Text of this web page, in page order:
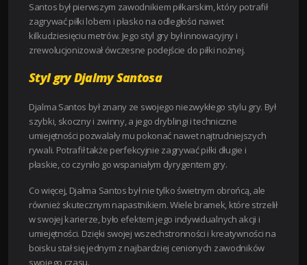
Santos był pierwszym zawodnikiem piłkarskim, który potrafił
zagrywać piłki lobem i płasko na odległości nawet
kilkudziesięciu metrów. Jego styl gry był innowacyjny i
zrewolucjonizował ówczesne podejście do piłki nożnej.
Styl gry Djalmy Santosa
Djalma Santos był znany ze swojego niezwykłego stylu gry. Był
szybki, skoczny i zwinny, a jego dryblingi i techniczne
umiejętności pozwalały mu pokonać nawet najtrudniejszych
rywali. Potrafił także perfekcyjnie zagrywać piłki długie i
płaskie, co czyniło go wspaniałym dyrygentem gry.
Co więcej, Djalma Santos był nie tylko świetnym obrońcą, ale
również skutecznym napastnikiem. Wiele bramek, które strzelił
w swojej karierze, było efektem jego indywidualnych akcji i
umiejętności. Dzięki swojej wszechstronności i kreatywności na
boisku stał się jednym z najbardziej cenionych zawodników
swojego czasu.